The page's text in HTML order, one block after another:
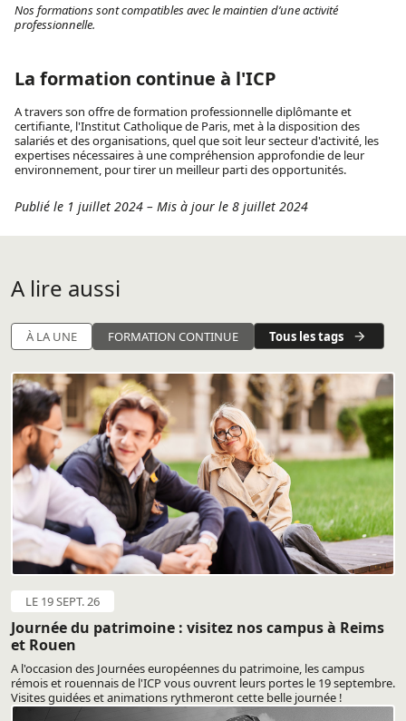
Nos formations sont compatibles avec le maintien d’une activité
professionnelle.
La formation continue à l'ICP
A travers son offre de formation professionnelle diplômante et
certifiante, l'Institut Catholique de Paris, met à la disposition des
salariés et des organisations, quel que soit leur secteur d'activité, les
expertises nécessaires à une compréhension approfondie de leur
environnement, pour tirer un meilleur parti des opportunités.
Publié le 1 juillet 2024 – Mis à jour le 8 juillet 2024
A lire aussi
À LA UNE FORMATION CONTINUE Tous les tags
LE 19 SEPT. 26
Journée du patrimoine : visitez nos campus à Reims
et Rouen
A l'occasion des Journées européennes du patrimoine, les campus
rémois et rouennais de l'ICP vous ouvrent leurs portes le 19 septembre.
Visites guidées et animations rythmeront cette belle journée !